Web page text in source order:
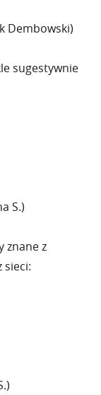
Dembowski)
sugestywnie
S.)
znane z
sieci: